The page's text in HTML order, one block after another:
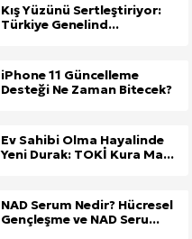
Kış Yüzünü Sertleştiriyor:
Türkiye Genelind...
iPhone 11 Güncelleme
Desteği Ne Zaman Bitecek?
Ev Sahibi Olma Hayalinde
Yeni Durak: TOKİ Kura Ma...
NAD Serum Nedir? Hücresel
Gençleşme ve NAD Seru...